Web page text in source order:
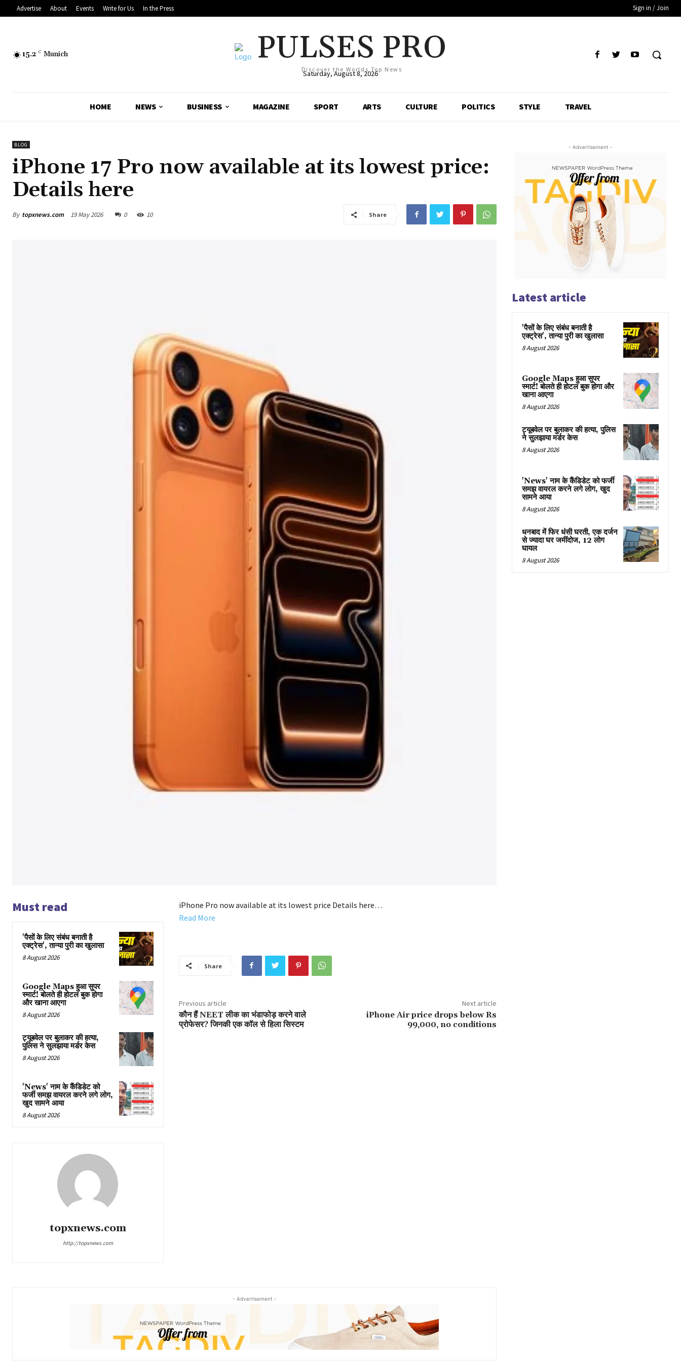
Advertise About Events Write for Us In the Press Sign in / Join
15.2 C Munich PULSES PRO
Discover the Worlds Top News
Saturday, August 8, 2026
HOME NEWS BUSINESS MAGAZINE SPORT ARTS CULTURE POLITICS STYLE TRAVEL
BLOG
iPhone 17 Pro now available at its lowest price:
Details here
By topxnews.com 19 May 2026 0 10 Share
Must read
'पैसों के लिए संबंध बनाती है
एक्ट्रेस', तान्या पुरी का खुलासा
8 August 2026
Google Maps हुआ सुपर
स्मार्ट! बोलते ही होटल बुक होगा
और खाना आएगा
8 August 2026
ट्यूबवेल पर बुलाकर की हत्या,
पुलिस ने सुलझाया मर्डर केस
8 August 2026
'News' नाम के कैंडिडेट को
फर्जी समझ वायरल करने लगे लोग,
खुद सामने आया
8 August 2026
topxnews.com
http://topxnews.com
iPhone Pro now available at its lowest price Details here…
Read More
Share
Previous article
कौन हैं NEET लीक का भंडाफोड़ करने वाले
प्रोफेसर? जिनकी एक कॉल से ह‍िला सिस्टम
Next article
iPhone Air price drops below Rs
99,000, no conditions
- Advertisement -
- Advertisement -
Latest article
'पैसों के लिए संबंध बनाती है
एक्ट्रेस', तान्या पुरी का खुलासा
8 August 2026
Google Maps हुआ सुपर
स्मार्ट! बोलते ही होटल बुक होगा और
खाना आएगा
8 August 2026
ट्यूबवेल पर बुलाकर की हत्या, पुलिस
ने सुलझाया मर्डर केस
8 August 2026
'News' नाम के कैंडिडेट को फर्जी
समझ वायरल करने लगे लोग, खुद
सामने आया
8 August 2026
धनबाद में फिर धंसी घरती, एक दर्जन
से ज्यादा घर जमींदोज, 12 लोग
घायल
8 August 2026